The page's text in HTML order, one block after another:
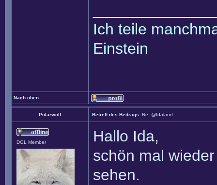
Ich teile
Einstein
Nach oben
Polarwolf Betreff des Beitrags: Re: @Idaland
DGL Member
Hallo Ida,
schön mal
sehen.